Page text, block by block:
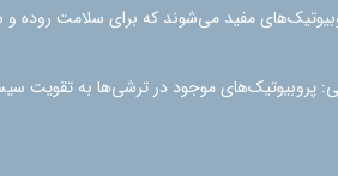
مفید می‌شوند که برای سلامت روده
پروبیوتیک‌های موجود در ترشی‌ها به تقویت